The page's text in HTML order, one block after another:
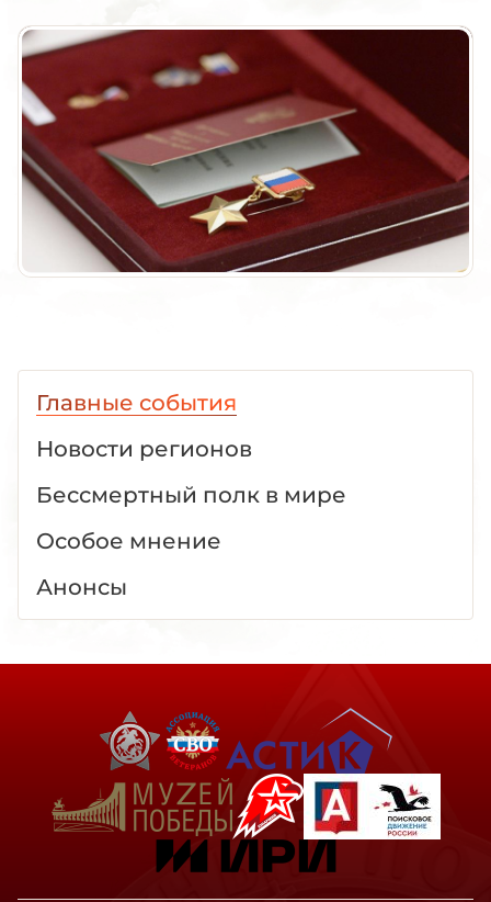
Главные события
Новости регионов
Бессмертный полк в мире
Особое мнение
Анонсы